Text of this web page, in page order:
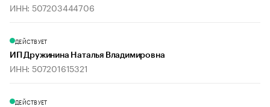
ИНН: 507203444706
ДЕЙСТВУЕТ
ИП Дружинина Наталья Владимировна
ИНН: 507201615321
ДЕЙСТВУЕТ